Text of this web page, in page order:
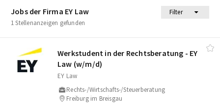
Jobs der Firma EY Law
Filter
1 Stellenanzeigen gefunden
Werkstudent in der Rechtsberatung - EY
Law (w/​m/​d)
EY Law
Rechts-/Wirtschafts-/Steuerberatung
Freiburg im Breisgau